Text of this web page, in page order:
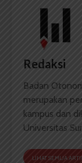
Redaksi
Badan
merupakan
kampus dan
Universitas
LIHAT SEMUA